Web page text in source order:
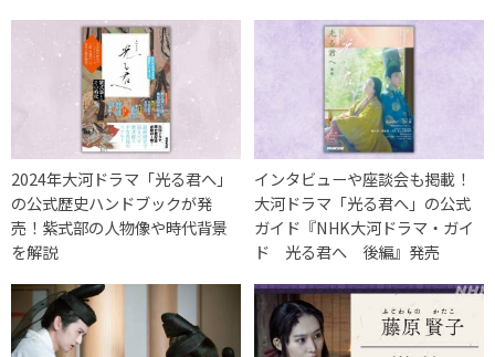
2024年大河ドラマ「光る君へ」
の公式歴史ハンドブックが発
売！紫式部の人物像や時代背景
を解説
インタビューや座談会も掲載！
大河ドラマ「光る君へ」の公式
ガイド『NHK大河ドラマ・ガイ
ド 光る君へ 後編』発売